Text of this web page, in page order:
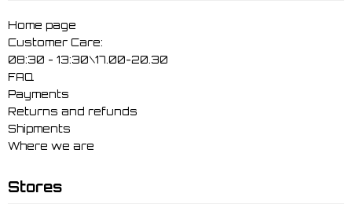
Home page
Customer Care:
08:30 - 13:30\17.00-20.30
FAQ
Payments
Returns and refunds
Shipments
Where we are
Stores